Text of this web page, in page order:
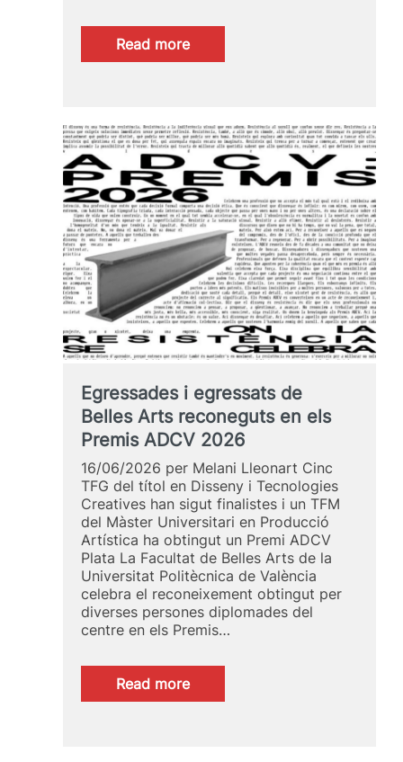
Read more:
Acte
2026
Egressades i egressats de
Belles Arts reconeguts en els
Premis ADCV 2026
16/06/2026 per Melani Lleonart Cinc
TFG del títol en Disseny i Tecnologies
Creatives han sigut finalistes i un TFM
del Màster Universitari en Producció
Artística ha obtingut un Premi ADCV
Plata La Facultat de Belles Arts de la
Universitat Politècnica de València
celebra el reconeixement obtingut per
diverses persones diplomades del
centre en els Premis…
Read more:
Egressades